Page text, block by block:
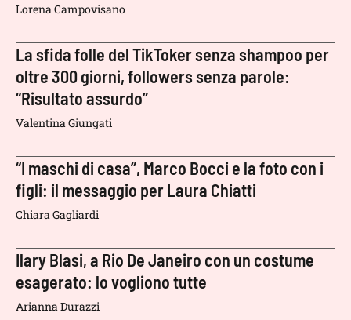
Lorena Campovisano
La sfida folle del TikToker senza shampoo per
oltre 300 giorni, followers senza parole:
“Risultato assurdo”
Valentina Giungati
“I maschi di casa”, Marco Bocci e la foto con i
figli: il messaggio per Laura Chiatti
Chiara Gagliardi
Ilary Blasi, a Rio De Janeiro con un costume
esagerato: lo vogliono tutte
Arianna Durazzi